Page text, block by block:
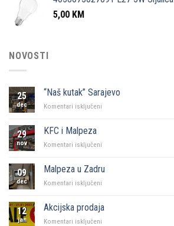
5,00 KM
NOVOSTI
25
dec
“Naš kutak” Sarajevo
Komentari isključeni
29
nov
KFC i Malpeza
Komentari isključeni
Malpeza
09
dec
Malpeza u Zadru
Komentari isključeni
Zadru
12
jan
Akcijska prodaja
Komentari isključeni